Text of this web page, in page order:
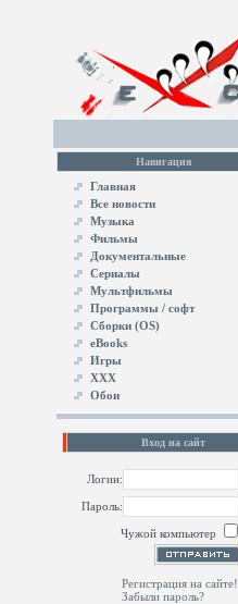
Навигация
Главная
Все новости
Музыка
Фильмы
Документальные
Сериалы
Мультфильмы
Программы / софт
Сборки (OS)
eBooks
Игры
XXX
Обои
Вход на сайт
Логин:
Пароль:
Чужой компьютер
Регистрация на сайте!
Забыли пароль?